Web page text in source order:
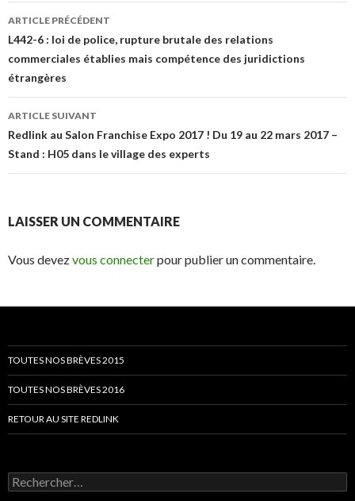
Navigation
des
articles
ARTICLE PRÉCÉDENT
L442-6 : loi de police, rupture brutale des relations
commerciales établies mais compétence des juridictions
étrangères
ARTICLE SUIVANT
Redlink au Salon Franchise Expo 2017 ! Du 19 au 22 mars 2017 –
Stand : H05 dans le village des experts
LAISSER UN COMMENTAIRE
Vous devezvous connecterpour publier un commentaire.
TOUTES NOS BRÈVES 2015
TOUTES NOS BRÈVES 2016
RETOUR AU SITE REDLINK
Rechercher :